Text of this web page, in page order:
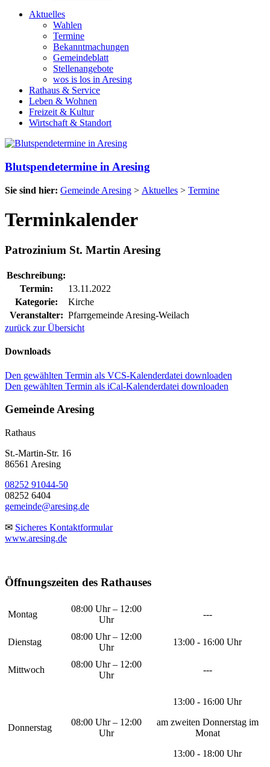
Aktuelles
Wahlen
Termine
Bekanntmachungen
Gemeindeblatt
Stellenangebote
wos is los in Aresing
Rathaus & Service
Leben & Wohnen
Freizeit & Kultur
Wirtschaft & Standort
Blutspendetermine in Aresing
Sie sind hier: Gemeinde Aresing > Aktuelles > Termine
Terminkalender
Patrozinium St. Martin Aresing
Beschreibung:
Termin:
13.11.2022
Kategorie:
Kirche
Veranstalter: Pfarrgemeinde Aresing-Weilach
zurück zur Übersicht
Downloads
Den gewählten Termin als VCS-Kalenderdatei downloaden
Den gewählten Termin als iCal-Kalenderdatei downloaden
Gemeinde Aresing
Rathaus
St.-Martin-Str. 16
86561 Aresing
08252 91044-50
08252 6404
gemeinde@aresing.de
✉ Sicheres Kontaktformular
www.aresing.de
Öffnungszeiten des Rathauses
Montag
08:00 Uhr – 12:00
Uhr
---
Dienstag
08:00 Uhr – 12:00
Uhr
13:00 - 16:00 Uhr
Mittwoch
08:00 Uhr – 12:00
Uhr
---
Donnerstag
08:00 Uhr – 12:00
Uhr
13:00 - 16:00 Uhr
am zweiten Donnerstag im
Monat
13:00 - 18:00 Uhr